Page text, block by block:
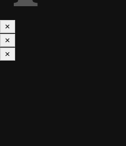
×
×
×